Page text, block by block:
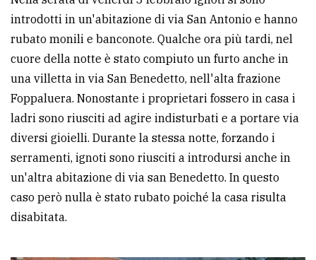
PRIVACY
Privacy
policy
policy
introdotti in un'abitazione di via San Antonio e hanno
rubato monili e banconote. Qualche ora più tardi, nel
cuore della notte è stato compiuto un furto anche in
una villetta in via San Benedetto, nell'alta frazione
Foppaluera. Nonostante i proprietari fossero in casa i
ladri sono riusciti ad agire indisturbati e a portare via
diversi gioielli. Durante la stessa notte, forzando i
serramenti, ignoti sono riusciti a introdursi anche in
un'altra abitazione di via san Benedetto. In questo
caso però nulla è stato rubato poiché la casa risulta
disabitata.